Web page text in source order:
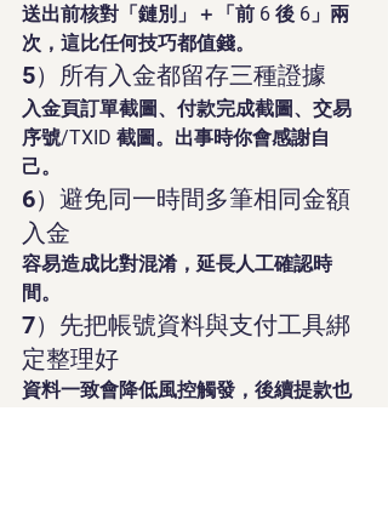
送出前核對「鏈別」＋「前 6 後 6」兩
次，這比任何技巧都值錢。
5）所有入金都留存三種證據
入金頁訂單截圖、付款完成截圖、交易
序號/TXID 截圖。出事時你會感謝自
己。
6）避免同一時間多筆相同金額
入金
容易造成比對混淆，延長人工確認時
間。
7）先把帳號資料與支付工具綁
定整理好
資料一致會降低風控觸發，後續提款也